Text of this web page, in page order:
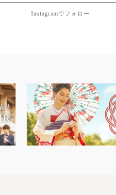
Instagramでフォロー